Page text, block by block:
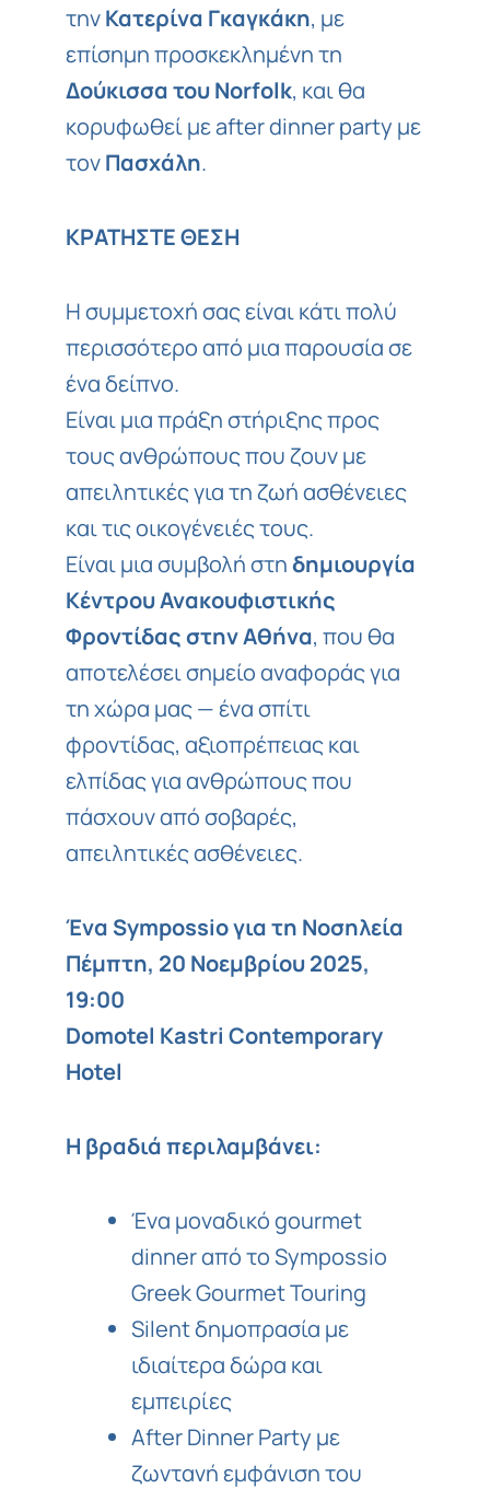
τηνΚατερίνα Γκαγκάκη, με
επίσημη προσκεκλημένη τη
Δούκισσα του Norfolk, και θα
κορυφωθεί με after dinner party με
τονΠασχάλη.
ΚΡΑΤΗΣΤΕ ΘΕΣΗ
Η συμμετοχή σας είναι κάτι πολύ
περισσότερο από μια παρουσία σε
ένα δείπνο.
Είναι μια πράξη στήριξης προς
τους ανθρώπους που ζουν με
απειλητικές για τη ζωή ασθένειες
και τις οικογένειές τους.
Είναι μια συμβολή στηδημιουργία
Κέντρου Ανακουφιστικής
Φροντίδας στην Αθήνα, που θα
αποτελέσει σημείο αναφοράς για
τη χώρα μας — ένα σπίτι
φροντίδας, αξιοπρέπειας και
ελπίδας για ανθρώπους που
πάσχουν από σοβαρές,
απειλητικές ασθένειες.
Ένα Sympossio για τη Νοσηλεία
Πέμπτη, 20 Νοεμβρίου 2025,
19:00
Domotel Kastri Contemporary
Hotel
Η βραδιά περιλαμβάνει:
Ένα μοναδικό gourmet
dinner από το Sympossio
Greek Gourmet Touring
Silent δημοπρασία με
ιδιαίτερα δώρα και
εμπειρίες
After Dinner Party με
ζωντανή εμφάνιση του